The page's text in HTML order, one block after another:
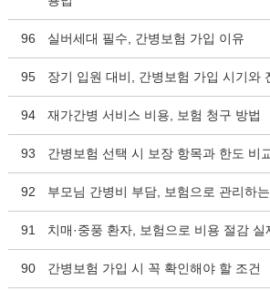
96 실버세대 필수, 간병보험 가입 이유
95 장기 입원 대비, 간병보험 가입 시기와
94 재가간병 서비스 비용, 보험 청구 방법
93 간병보험 선택 시 보장 항목과 한도 비
92 부모님 간병비 부담, 보험으로 관리하
91 치매·중풍 환자, 보험으로 비용 절감 실
90 간병보험 가입 시 꼭 확인해야 할 조건